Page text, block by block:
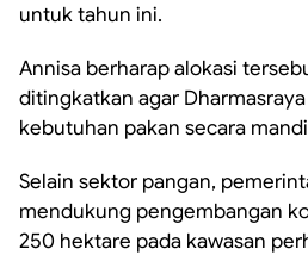
untuk tahun ini.
Annisa berharap alokasi
ditingkatkan agar
kebutuhan pakan secara
Selain sektor pangan,
mendukung pengembangan
250 hektare pada kawasan